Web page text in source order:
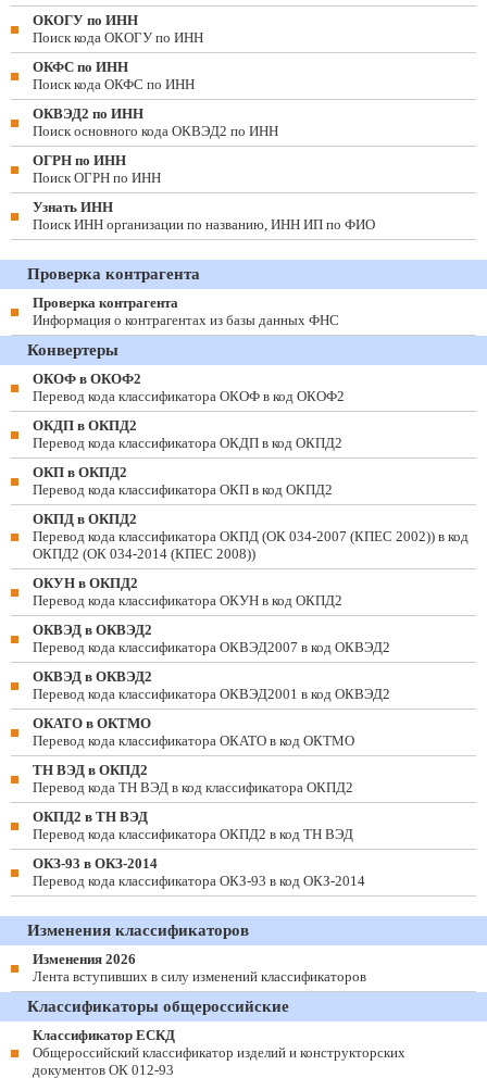
ОКОГУ по ИНН
Поиск кода ОКОГУ по ИНН
ОКФС по ИНН
Поиск кода ОКФС по ИНН
ОКВЭД2 по ИНН
Поиск основного кода ОКВЭД2 по ИНН
ОГРН по ИНН
Поиск ОГРН по ИНН
Узнать ИНН
Поиск ИНН организации по названию, ИНН ИП по ФИО
Проверка контрагента
Проверка контрагента
Информация о контрагентах из базы данных ФНС
Конвертеры
ОКОФ в ОКОФ2
Перевод кода классификатора ОКОФ в код ОКОФ2
ОКДП в ОКПД2
Перевод кода классификатора ОКДП в код ОКПД2
ОКП в ОКПД2
Перевод кода классификатора ОКП в код ОКПД2
ОКПД в ОКПД2
Перевод кода классификатора ОКПД (ОК 034-2007 (КПЕС 2002)) в код
ОКПД2 (ОК 034-2014 (КПЕС 2008))
ОКУН в ОКПД2
Перевод кода классификатора ОКУН в код ОКПД2
ОКВЭД в ОКВЭД2
Перевод кода классификатора ОКВЭД2007 в код ОКВЭД2
ОКВЭД в ОКВЭД2
Перевод кода классификатора ОКВЭД2001 в код ОКВЭД2
ОКАТО в ОКТМО
Перевод кода классификатора ОКАТО в код ОКТМО
ТН ВЭД в ОКПД2
Перевод кода ТН ВЭД в код классификатора ОКПД2
ОКПД2 в ТН ВЭД
Перевод кода классификатора ОКПД2 в код ТН ВЭД
ОКЗ-93 в ОКЗ-2014
Перевод кода классификатора ОКЗ-93 в код ОКЗ-2014
Изменения классификаторов
Изменения 2026
Лента вступивших в силу изменений классификаторов
Классификаторы общероссийские
Классификатор ЕСКД
Общероссийский классификатор изделий и конструкторских
документов ОК 012-93